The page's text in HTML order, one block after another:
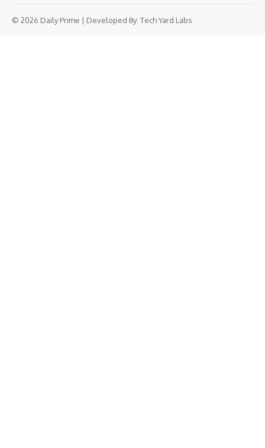
© 2026 Daily Prime | Developed By: Tech Yard Labs